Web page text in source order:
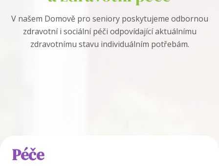
V našem Domově pro seniory poskytujeme odbornou
zdravotní i sociální péči odpovídající aktuálnímu
zdravotnímu stavu individuálním potřebám.
Péče